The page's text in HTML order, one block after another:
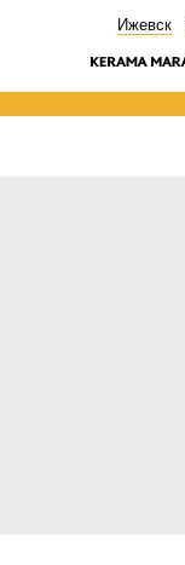
Ижевск